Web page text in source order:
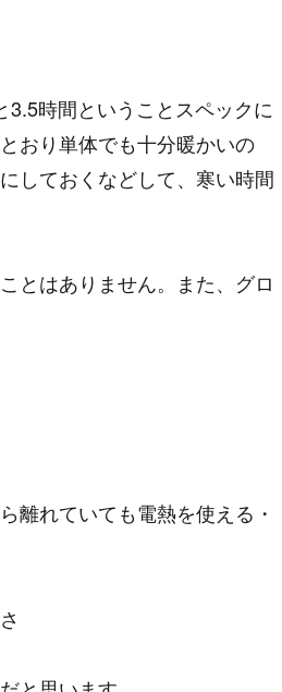
時間ということスペックに
おり単体でも十分暖かいの
しておくなどして、寒い時間
とはありません。また、グロ
離れていても電熱を使える・